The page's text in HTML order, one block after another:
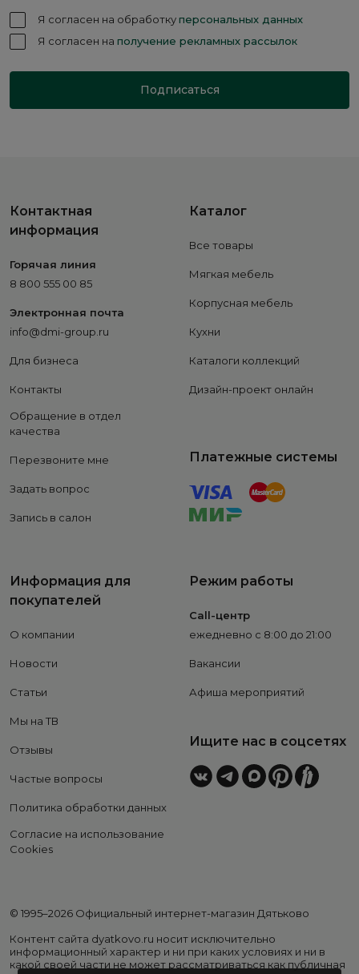
Я согласен на обработкуперсональных данных
Я согласен на получение рекламных рассылок
Подписаться
Контактная
информация
Горячая линия
8 800 555 00 85
Электронная почта
info@dmi-group.ru
Для бизнеса
Контакты
Обращение в отдел
качества
Перезвоните мне
Задать вопрос
Запись в салон
Каталог
Все товары
Мягкая мебель
Корпусная мебель
Кухни
Каталоги коллекций
Дизайн-проект онлайн
Платежные системы
Информация для
покупателей
О компании
Новости
Статьи
Мы на ТВ
Отзывы
Частые вопросы
Политика обработки данных
Согласие на использование
Cookies
Режим работы
Call-центр
ежедневно с 8:00 до 21:00
Вакансии
Афиша мероприятий
Ищите нас в соцсетях
© 1995–2026 Официальный интернет-магазин Дятьково
Контент сайта dyatkovo.ru носит исключительно
информационный характер и ни при каких условиях и ни в
какой своей части не может рассматриваться как публичная